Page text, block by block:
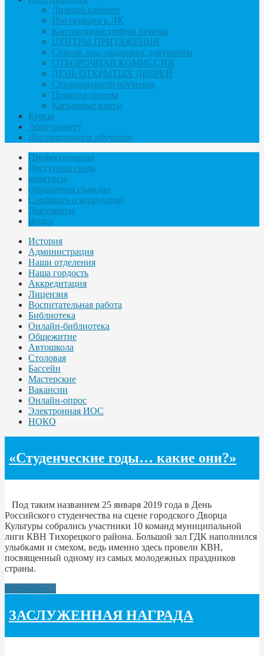
Личный кабинет
Инструкция к ЛК
Контрольные цифры приема
ЦЕНТРЫ ПРИТЯЖЕНИЯ
Список лиц, подавших документы
ОТБОРОЧНАЯ КОМИССИЯ
ДЕНЬ ОТКРЫТЫХ ДВЕРЕЙ
Специальности обучения
Правила приема
Карьерные карты
Курсы
Абитуриенту
Дистанционное обучение
Профессионалы
Доступная среда
конкурсы
Обращения граждан
Сообщить о коррупции
Документы
Видео
История
Администрация
Наши отделения
Наша гордость
Аккредитация
Лицензия
Воспитательная работа
Библиотека
Онлайн-библиотека
Общежитие
Автошкола
Столовая
Бассейн
Мастерские
Вакансии
Онлайн-опрос
Электронная ИОС
НОКО
«Студенческие годы… какие они?»
Под таким названием 25 января 2019 года в День
Российского студенчества на сцене городского Дворца
Культуры собрались участники 10 команд муниципальной
лиги КВН Тихорецкого района. Большой зал ГДК наполнился
улыбками и смехом, ведь именно здесь провели КВН,
посвященный одному из самых молодежных праздников
страны.
Подробнее...
ЗАСЛУЖЕННАЯ НАГРАДА